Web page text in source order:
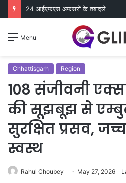
24 आईएफएस अफसरों के तबादले
Menu
Chhattisgarh Region
108 संजीवनी
की सूझबूझ से
सुरक्षित प्रसव,
स्वस्थ
Rahul Choubey May 27, 2026